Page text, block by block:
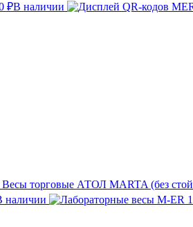
₽В наличии
Весы торговые АТОЛ MARTA (без
наличии